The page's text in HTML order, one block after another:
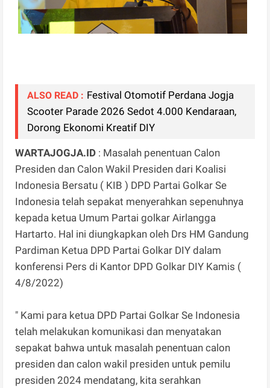
ALSO READ : Festival Otomotif Perdana Jogja
Scooter Parade 2026 Sedot 4.000 Kendaraan,
Dorong Ekonomi Kreatif DIY
WARTAJOGJA.ID : Masalah penentuan Calon
Presiden dan Calon Wakil Presiden dari Koalisi
Indonesia Bersatu ( KIB ) DPD Partai Golkar Se
Indonesia telah sepakat menyerahkan sepenuhnya
kepada ketua Umum Partai golkar Airlangga
Hartarto. Hal ini diungkapkan oleh Drs HM Gandung
Pardiman Ketua DPD Partai Golkar DIY dalam
konferensi Pers di Kantor DPD Golkar DIY Kamis (
4/8/2022)
" Kami para ketua DPD Partai Golkar Se Indonesia
telah melakukan komunikasi dan menyatakan
sepakat bahwa untuk masalah penentuan calon
presiden dan calon wakil presiden untuk pemilu
presiden 2024 mendatang, kita serahkan